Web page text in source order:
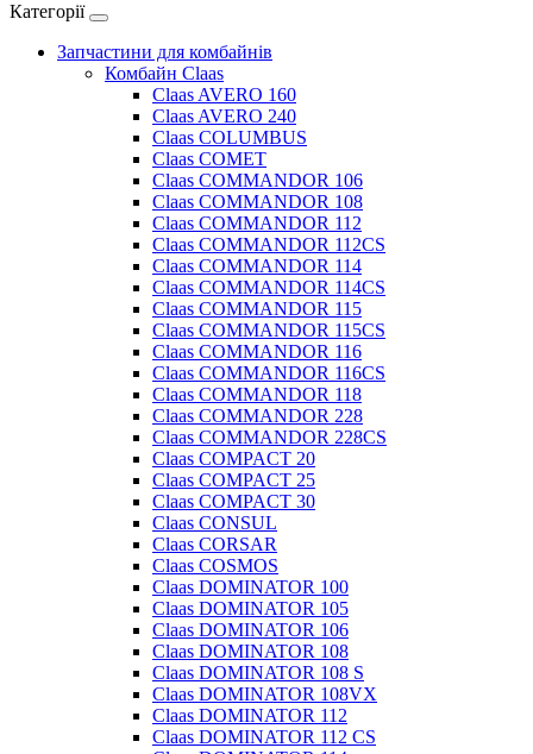
Категорії
Запчастини для комбайнів
Комбайн Claas
Claas AVERO 160
Claas AVERO 240
Claas COLUMBUS
Claas COMET
Claas COMMANDOR 106
Claas COMMANDOR 108
Claas COMMANDOR 112
Claas COMMANDOR 112CS
Claas COMMANDOR 114
Claas COMMANDOR 114CS
Claas COMMANDOR 115
Claas COMMANDOR 115CS
Claas COMMANDOR 116
Claas COMMANDOR 116CS
Claas COMMANDOR 118
Claas COMMANDOR 228
Claas COMMANDOR 228CS
Claas COMPACT 20
Claas COMPACT 25
Claas COMPACT 30
Claas CONSUL
Claas CORSAR
Claas COSMOS
Claas DOMINATOR 100
Claas DOMINATOR 105
Claas DOMINATOR 106
Claas DOMINATOR 108
Claas DOMINATOR 108 S
Claas DOMINATOR 108VX
Claas DOMINATOR 112
Claas DOMINATOR 112 CS